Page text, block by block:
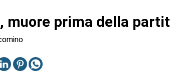
muore prima della